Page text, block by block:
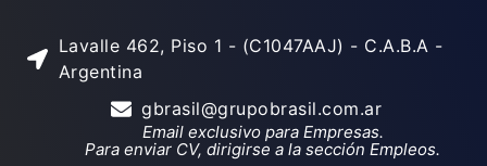
Lavalle 462, Piso 1 - (C1047AAJ) - C.A.B.A -
Argentina
gbrasil@grupobrasil.com.ar
Email exclusivo para Empresas.
Para enviar CV, dirigirse a la sección Empleos.